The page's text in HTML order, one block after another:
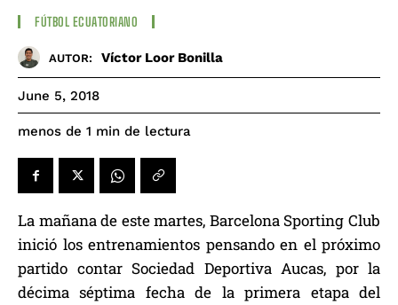
FÚTBOL ECUATORIANO
AUTOR: Víctor Loor Bonilla
June 5, 2018
menos de 1 min de lectura
La mañana de este martes, Barcelona Sporting Club
inició los entrenamientos pensando en el próximo
partido contar Sociedad Deportiva Aucas, por la
décima séptima fecha de la primera etapa del